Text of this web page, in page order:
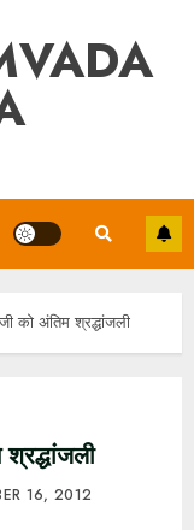
को अंतिम श्रद्धांजली
16, 2012